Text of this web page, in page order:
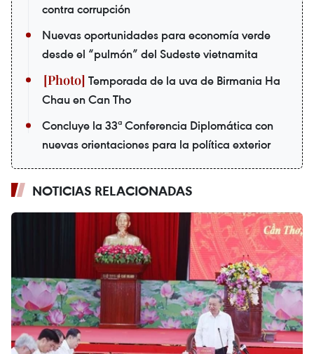
contra corrupción
Nuevas oportunidades para economía verde
desde el “pulmón” del Sudeste vietnamita
Temporada de la uva de Birmania Ha
Chau en Can Tho
Concluye la 33ª Conferencia Diplomática con
nuevas orientaciones para la política exterior
NOTICIAS RELACIONADAS